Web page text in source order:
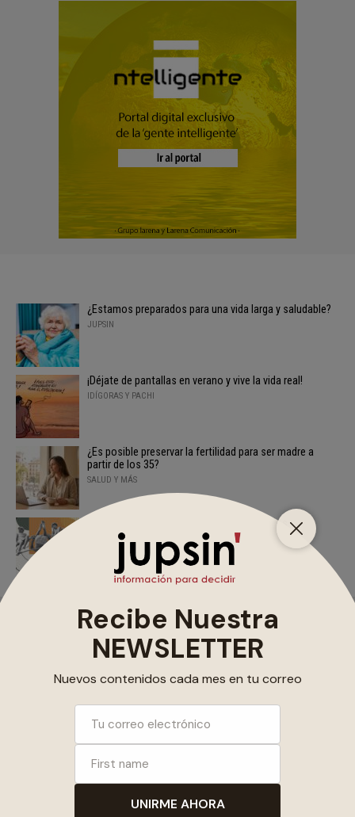
¿Estamos preparados para una vida larga y saludable?
JUPSIN
¡Déjate de pantallas en verano y vive la vida real!
IDÍGORAS Y PACHI
¿Es posible preservar la fertilidad para ser madre a
partir de los 35?
SALUD Y MÁS
Cómo el mundo material moldea a los niños
independientes
Utilizamos cookies para ofrecerte la mejor experiencia en
Puedes aprender más sobre qué cookies utilizamos o